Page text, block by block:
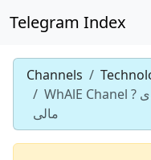
Telegram Index
Channels
WhAlE Chanel ? سیگنال رایگان ارز - آموزش بازارهای
مالی